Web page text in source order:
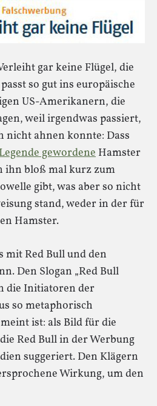
gar keine Flügel, die
so gut ins europäische
US-Amerikanern, die
weil irgendwas passiert,
ahnen konnte: Dass
gewordene Hamster
ihn bloß mal kurz zum
gibt, was aber so nicht
stand, weder in der für
Hamster.
mit Red Bull und den
Den Slogan „Red Bull
die Initiatoren der
so metaphorisch
ist: als Bild für die
Red Bull in der Werbung
suggeriert. Den Klägern
Wirkung, um den